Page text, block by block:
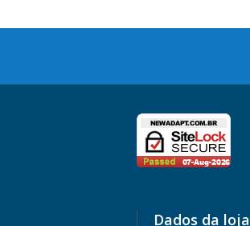
Dados da loja